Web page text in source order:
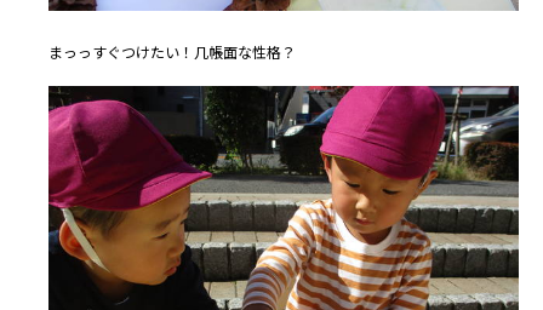
まっっすぐつけたい！几帳面な性格？